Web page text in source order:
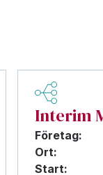
Interim
Företag:
Ort:
Start: